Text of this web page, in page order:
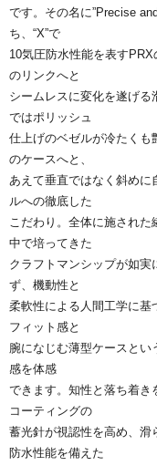
です。その名に”Precise
ち、“X”で
10気圧防水性能を表す
のリンクへと
シームレスに変化を遂げ
ではポリッシュ
仕上げのベゼルが冷たくも
のケースへと、
あえて垂直ではなく斜めに
ルへの徹底した
こだわり。全体に施され
中で培ってきた
クラフトマンシップが如実
ず、機動性と
柔軟性による人間工学に基
フィット感と
腕になじむ薄型ケースとい
感を体感
できます。知性と落ち着
コーティングの
蓄光針が視認性を高め、滑
防水性能を備えた